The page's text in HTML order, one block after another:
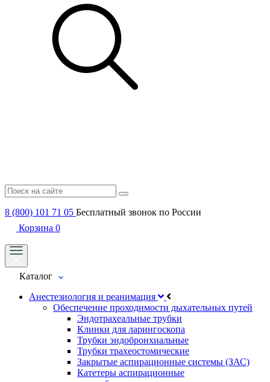
8 (800) 101 71 05 Бесплатный звонок по России
Корзина 0
Каталог
Анестезиология и реанимация
Обеспечение проходимости дыхательных путей
Эндотрахеальные трубки
Клинки для ларингоскопа
Трубки эндобронхиальные
Трубки трахеостомические
Закрытые аспирационные системы (ЗАС)
Катетеры аспирационные